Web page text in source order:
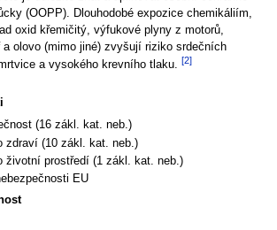
(OOPP). Dlouhodobé expozice chemikáliím,
oxid křemičitý, výfukové plyny z motorů,
a olovo (mimo jiné) zvyšují riziko srdečních
a vysokého krevního tlaku.[2]
(16 zákl. kat. neb.)
zdraví (10 zákl. kat. neb.)
životní prostředí (1 zákl. kat. neb.)
EU